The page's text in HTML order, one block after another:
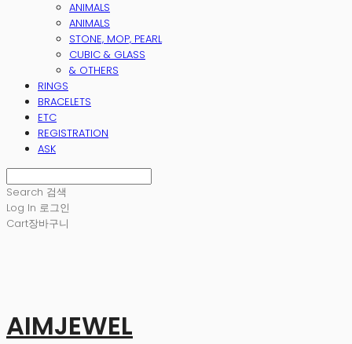
ANIMALS
ANIMALS
STONE, MOP, PEARL
CUBIC & GLASS
& OTHERS
RINGS
BRACELETS
ETC
REGISTRATION
ASK
Search 검색
Log In 로그인
Cart장바구니
AIMJEWEL